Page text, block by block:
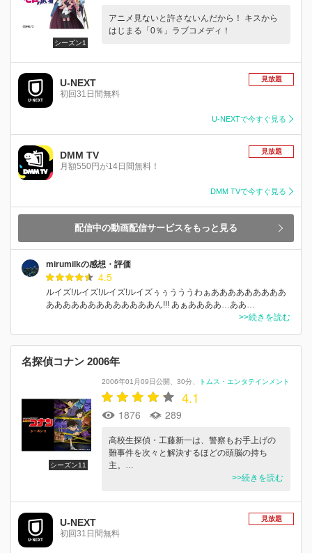
シーズン1
アニメ見ないと許さないんだから！ キスから
はじまる「0％」ラブコメディ！
U-NEXT
初回31日間無料
見放題
U-NEXTで今すぐ見る
DMM TV
月額550円が14日間無料！
見放題
DMM TVで今すぐ見る
配信中の動画配信サービスをもっと見る
mirumilkの感想・評価
4.5
ルイズ!ルイズ!ルイズ!ルイズぅぅうううわぁあああああああああ
あああああああああああああん!!! あぁああああ…ああ…
>>続きを読む
名探偵コナン 2006年
シーズン11
2006年01月09日公開 30分 トムス・エンタテインメント
4.1
1876 289
高校生探偵・工藤新一は、警察もお手上げの
難事件を次々と解決するほどの頭脳の持ち
主。…
>>続きを読む
U-NEXT
初回31日間無料
見放題